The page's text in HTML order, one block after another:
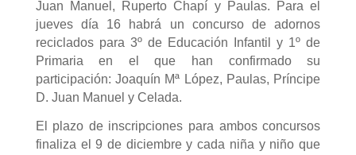
Juan Manuel, Ruperto Chapí y Paulas. Para el
jueves día 16 habrá un concurso de adornos
reciclados para 3º de Educación Infantil y 1º de
Primaria en el que han confirmado su
participación: Joaquín Mª López, Paulas, Príncipe
D. Juan Manuel y Celada.
El plazo de inscripciones para ambos concursos
finaliza el 9 de diciembre y cada niña y niño que